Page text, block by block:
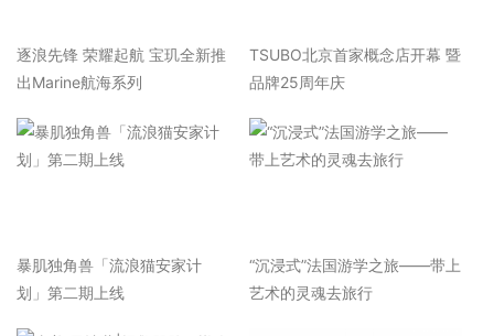
逐浪先锋 荣耀起航 宝玑全新推
出Marine航海系列
TSUBO北京首家概念店开幕 暨
品牌25周年庆
暴肌独角兽「流浪猫安家计
划」第二期上线
“沉浸式”法国游学之旅——带上
艺术的灵魂去旅行